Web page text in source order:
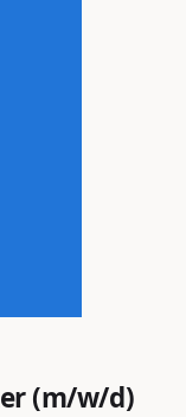
(m/w/d)